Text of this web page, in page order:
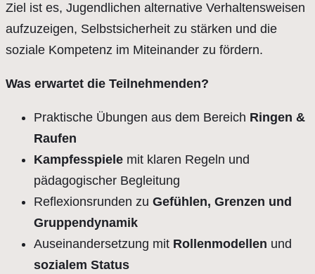
Ziel ist es, Jugendlichen alternative Verhaltensweisen
aufzuzeigen, Selbstsicherheit zu stärken und die
soziale Kompetenz im Miteinander zu fördern.
Was erwartet die Teilnehmenden?
Praktische Übungen aus dem Bereich Ringen &
Raufen
Kampfesspiele mit klaren Regeln und
pädagogischer Begleitung
Reflexionsrunden zu Gefühlen, Grenzen und
Gruppendynamik
Auseinandersetzung mit Rollenmodellen und
sozialem Status